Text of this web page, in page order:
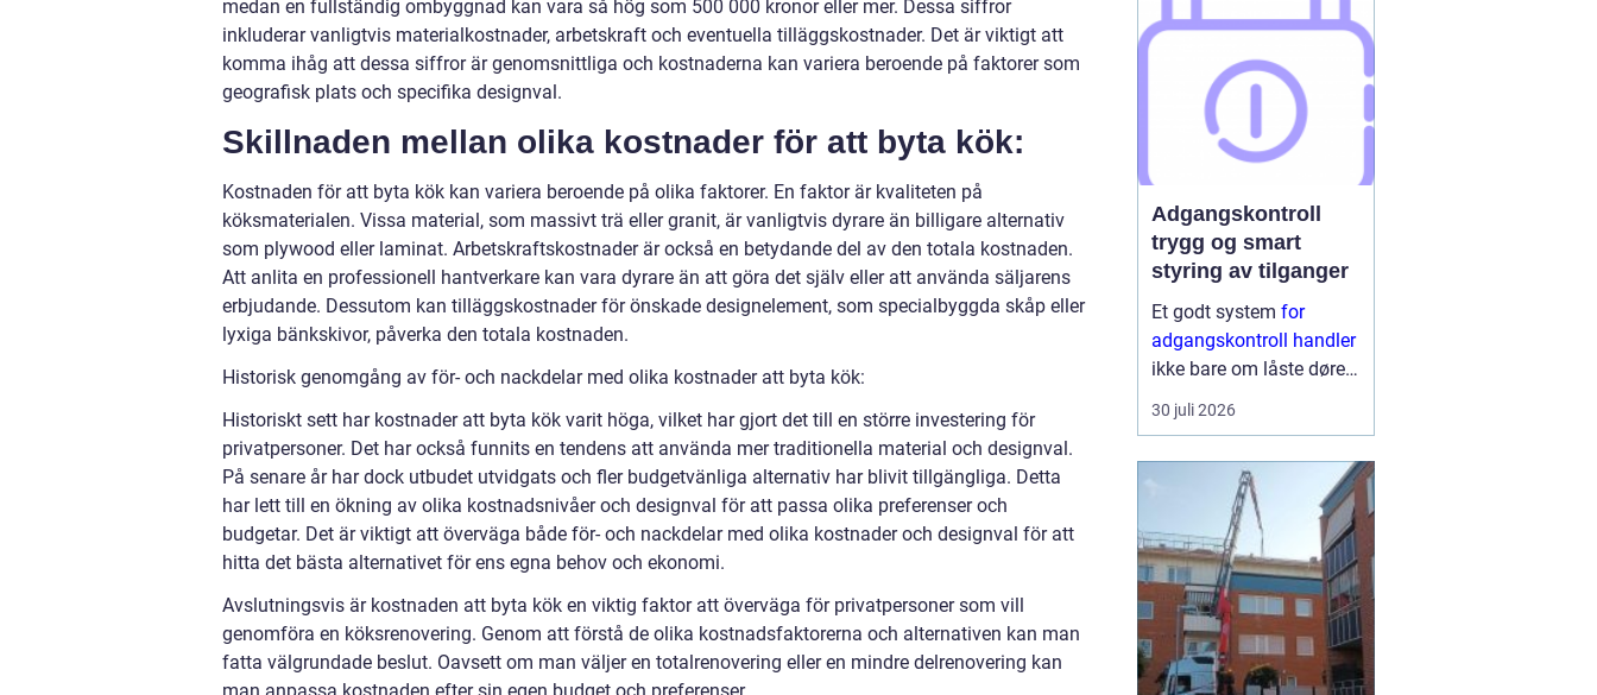
medan en fullständig ombyggnad kan vara så hög som 500 000 kronor eller mer. Dessa siffror
inkluderar vanligtvis materialkostnader, arbetskraft och eventuella tilläggskostnader. Det är viktigt att
komma ihåg att dessa siffror är genomsnittliga och kostnaderna kan variera beroende på faktorer som
geografisk plats och specifika designval.
Skillnaden mellan olika kostnader för att byta kök:
Kostnaden för att byta kök kan variera beroende på olika faktorer. En faktor är kvaliteten på
köksmaterialen. Vissa material, som massivt trä eller granit, är vanligtvis dyrare än billigare alternativ
som plywood eller laminat. Arbetskraftskostnader är också en betydande del av den totala kostnaden.
Att anlita en professionell hantverkare kan vara dyrare än att göra det själv eller att använda säljarens
erbjudande. Dessutom kan tilläggskostnader för önskade designelement, som specialbyggda skåp eller
lyxiga bänkskivor, påverka den totala kostnaden.
Historisk genomgång av för- och nackdelar med olika kostnader att byta kök:
Historiskt sett har kostnader att byta kök varit höga, vilket har gjort det till en större investering för
privatpersoner. Det har också funnits en tendens att använda mer traditionella material och designval.
På senare år har dock utbudet utvidgats och fler budgetvänliga alternativ har blivit tillgängliga. Detta
har lett till en ökning av olika kostnadsnivåer och designval för att passa olika preferenser och
budgetar. Det är viktigt att överväga både för- och nackdelar med olika kostnader och designval för att
hitta det bästa alternativet för ens egna behov och ekonomi.
Avslutningsvis är kostnaden att byta kök en viktig faktor att överväga för privatpersoner som vill
genomföra en köksrenovering. Genom att förstå de olika kostnadsfaktorerna och alternativen kan man
fatta välgrundade beslut. Oavsett om man väljer en totalrenovering eller en mindre delrenovering kan
kännas både ...
Adgangskontroll
trygg og smart
styring av tilganger
Et godt system for
adgangskontroll handler
ikke bare om låste dører.
Det handler om å ha
oversikt, kunne styre
sikre mennesker, verdier
og informasjon på en
ryddig måte. Moderne
lø...
30 juli 2026